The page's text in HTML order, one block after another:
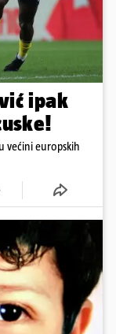
ipak
većini europskih